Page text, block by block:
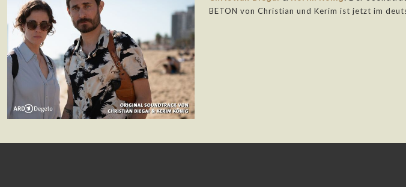
BETON von Christian und Kerim ist jetzt im